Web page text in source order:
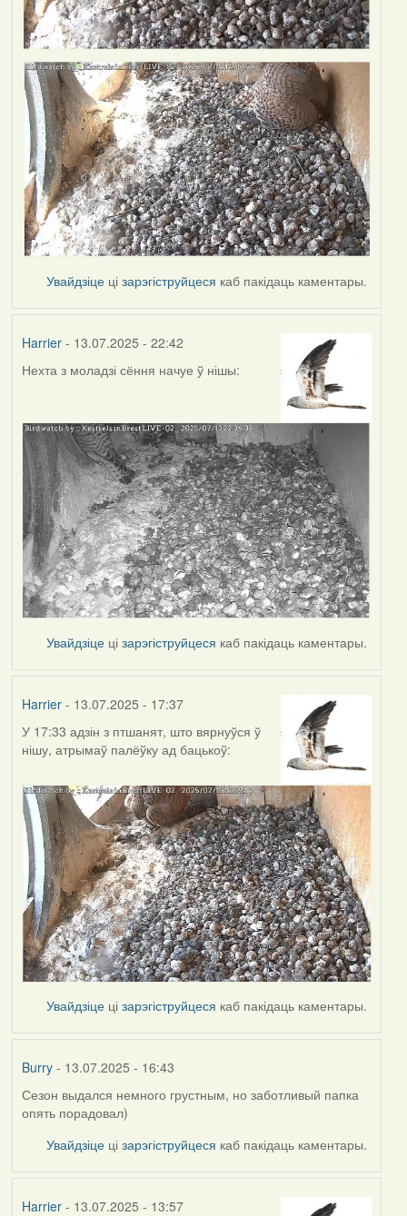
Увайдзіце цізарэгіструйцеся каб пакідаць каментары.
Harrier- 13.07.2025 - 22:42
Нехта з моладзі сёння начуе ў нішы:
Увайдзіце цізарэгіструйцеся каб пакідаць каментары.
Harrier- 13.07.2025 - 17:37
У 17:33 адзін з птшанят, што вярнуўся ў
нішу, атрымаў палёўку ад бацькоў:
Увайдзіце цізарэгіструйцеся каб пакідаць каментары.
Burry- 13.07.2025 - 16:43
Сезон выдался немного грустным, но заботливый папка
опять порадовал)
Увайдзіце цізарэгіструйцеся каб пакідаць каментары.
Harrier- 13.07.2025 - 13:57